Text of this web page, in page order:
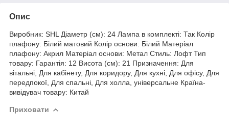
Опис
Виробник: SHL Діаметр (см): 24 Лампа в комплекті: Так Колір
плафону: Білий матовий Колір основи: Білий Матеріал
плафону: Акрил Матеріал основи: Метал Стиль: Лофт Тип
товару: Гарантія: 12 Висота (см): 21 Призначення: Для
вітальні, Для кабінету, Для коридору, Для кухні, Для офісу, Для
передпокої, Для спальні, Для холла, універсальне Країна-
вивідувач товару: Китай
Приховати